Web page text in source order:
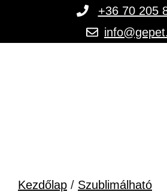
+36 70 205
Kezdőlap / Szublimálható